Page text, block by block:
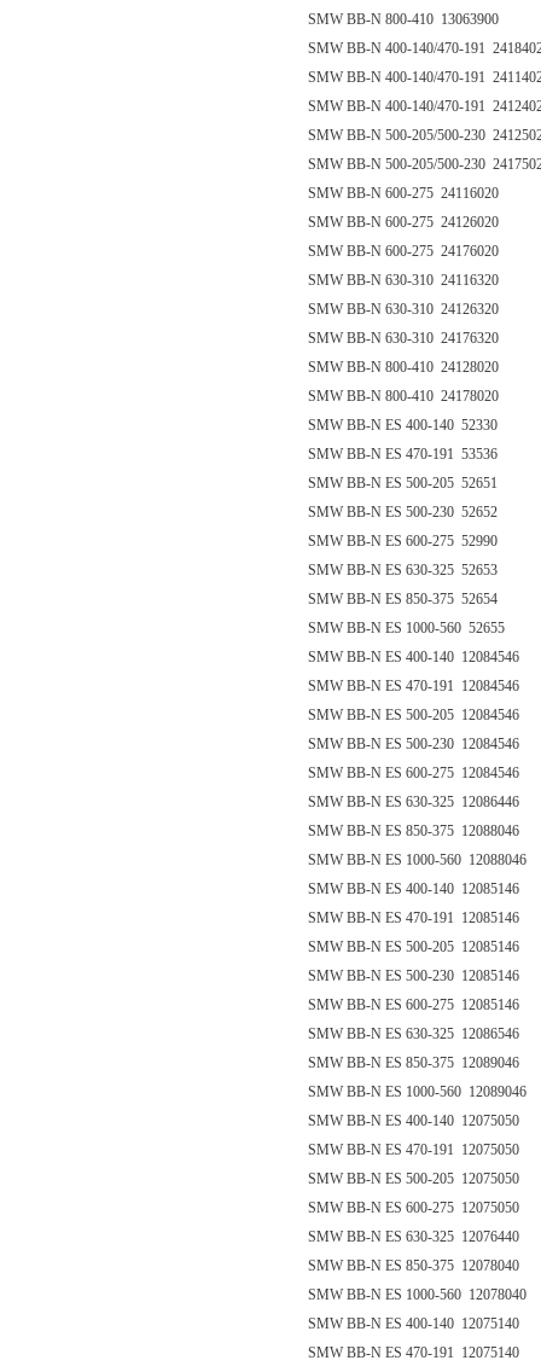
SMW BB-N 800-410 13063900
SMW BB-N 400-140/470-191
SMW BB-N 400-140/470-191
SMW BB-N 400-140/470-191
SMW BB-N 500-205/500-230
SMW BB-N 500-205/500-230
SMW BB-N 600-275 24116020
SMW BB-N 600-275 24126020
SMW BB-N 600-275 24176020
SMW BB-N 630-310 24116320
SMW BB-N 630-310 24126320
SMW BB-N 630-310 24176320
SMW BB-N 800-410 24128020
SMW BB-N 800-410 24178020
SMW BB-N ES 400-140 52330
SMW BB-N ES 470-191 53536
SMW BB-N ES 500-205 52651
SMW BB-N ES 500-230 52652
SMW BB-N ES 600-275 52990
SMW BB-N ES 630-325 52653
SMW BB-N ES 850-375 52654
SMW BB-N ES 1000-560 52655
SMW BB-N ES 400-140 12084546
SMW BB-N ES 470-191 12084546
SMW BB-N ES 500-205 12084546
SMW BB-N ES 500-230 12084546
SMW BB-N ES 600-275 12084546
SMW BB-N ES 630-325 12086446
SMW BB-N ES 850-375 12088046
SMW BB-N ES 1000-560 12088046
SMW BB-N ES 400-140 12085146
SMW BB-N ES 470-191 12085146
SMW BB-N ES 500-205 12085146
SMW BB-N ES 500-230 12085146
SMW BB-N ES 600-275 12085146
SMW BB-N ES 630-325 12086546
SMW BB-N ES 850-375 12089046
SMW BB-N ES 1000-560 12089046
SMW BB-N ES 400-140 12075050
SMW BB-N ES 470-191 12075050
SMW BB-N ES 500-205 12075050
SMW BB-N ES 600-275 12075050
SMW BB-N ES 630-325 12076440
SMW BB-N ES 850-375 12078040
SMW BB-N ES 1000-560 12078040
SMW BB-N ES 400-140 12075140
SMW BB-N ES 470-191 12075140